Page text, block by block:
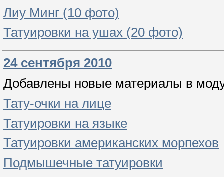
Лиу Минг (10 фото)
Татуировки на ушах (20 фото)
24 сентября 2010
Добавлены новые материалы в
Тату-очки на лице
Татуировки на языке
Татуировки американских морпехов
Подмышечные татуировки